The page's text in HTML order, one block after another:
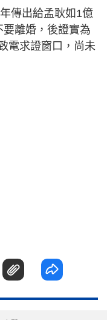
傳出給孟耿如1億
離婚，後證實為
電求證窗口，尚未